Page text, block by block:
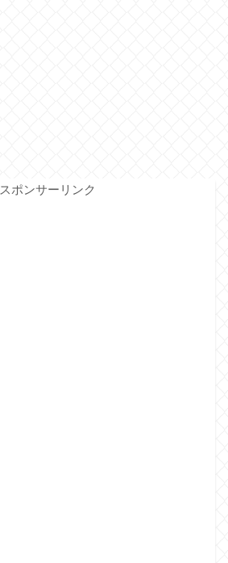
スポンサーリンク